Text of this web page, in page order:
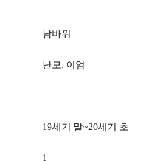
남바위
난모, 이엄
19세기 말~20세기 초
1